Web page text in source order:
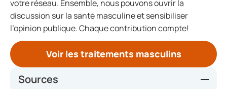
votre réseau. Ensemble, nous pouvons ouvrir la
discussion sur la santé masculine et sensibiliser
l’opinion publique. Chaque contribution compte!
Voir les traitements masculins
Sources